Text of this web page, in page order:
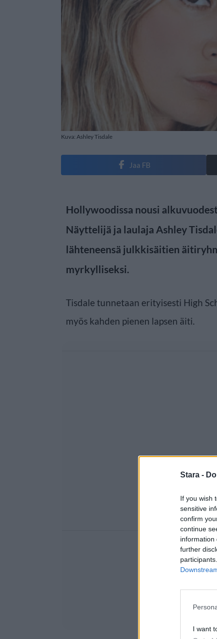
Stara -
If you wish
sensitive
confirm
continue
information
further
I want
Kuva: Ashley Tisdale
Jaa FB
Hollywoodissa nousi
Näyttelijä ja laulaja Ashley
lähteneensä julkkisäitien
myrkylliseksi.
Tisdale tunnetaan erityisesti High
myös kahden pienen lapsen äiti.